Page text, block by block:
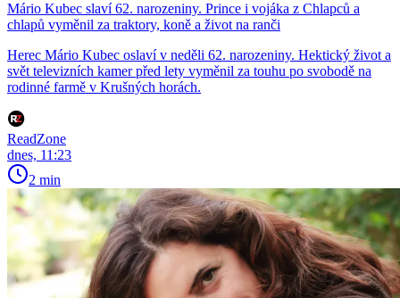
Mário Kubec slaví 62. narozeniny. Prince i vojáka z Chlapců a
chlapů vyměnil za traktory, koně a život na ranči
Herec Mário Kubec oslaví v neděli 62. narozeniny. Hektický život a
svět televizních kamer před lety vyměnil za touhu po svobodě na
rodinné farmě v Krušných horách.
ReadZone
dnes, 11:23
2 min